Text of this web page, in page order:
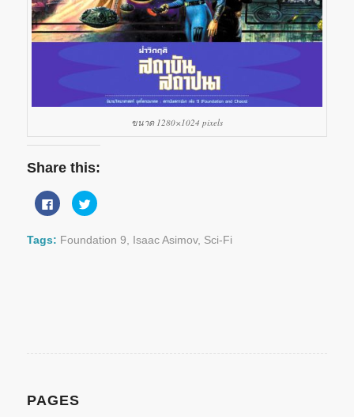
ขนาด 1280×1024 pixels
Share this:
Click
to
share
Facebook
(Opens
Click
to
Twitter
(Opens
Tags: Foundation 9 Isaac Asimov, Sci-Fi
PAGES